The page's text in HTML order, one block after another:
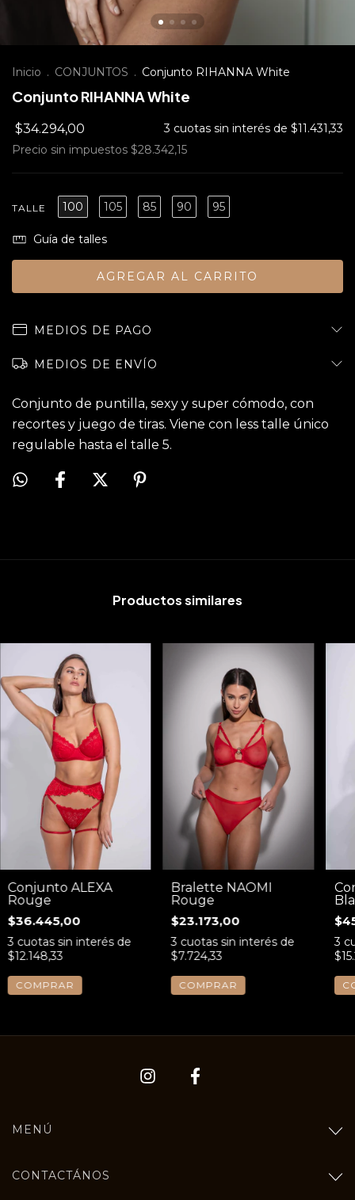
Inicio . CONJUNTOS . Conjunto RIHANNA White
Conjunto RIHANNA White
$34.294,00 3 cuotas sin interés de $11.431,33
Precio sin impuestos $28.342,15
TALLE 100 105 85 90 95
Guía de talles
MEDIOS DE PAGO
MEDIOS DE ENVÍO
Conjunto de puntilla, sexy y super cómodo, con
recortes y juego de tiras. Viene con less talle único
regulable hasta el talle 5.
Productos similares
Conjunto ALEXA
Rouge
$36.445,00
3 cuotas sin interés de
$12.148,33
COMPRAR
Bralette NAOMI
Rouge
$23.173,00
3 cuotas sin interés de
$7.724,33
COMPRAR
3
MENÚ
CONTACTÁNOS